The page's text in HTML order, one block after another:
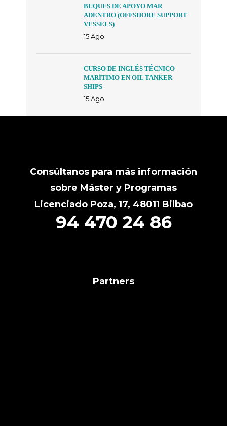
BUQUES DE APOYO MAR
ADENTRO (OFFSHORE SUPPORT
VESSELS)
15 Ago
CURSO DE INGLÉS TÉCNICO
MARÍTIMO EN OIL TANKER
SHIPS
15 Ago
Consúltanos para más información
sobre Máster y Programas
Licenciado Poza, 17, 48011 Bilbao
94 470 24 86
Partners